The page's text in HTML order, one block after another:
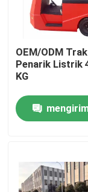
Rumah
Produk
Tentang kami
OEM/ODM
Penarik Listrik
KG